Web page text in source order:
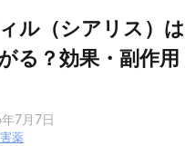
ル（シアリス）
る？効果・副作用
7月7日
薬